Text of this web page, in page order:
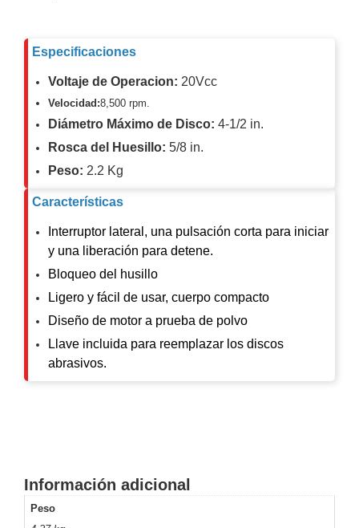
de
/ Eyeball /
TurretFisheye
y
HemisféricasLente
Motorizado NVRs
Video
-
CajaPTZ TérmicasWiFi
/ 4G /
Inalámbricas
Cámaras
HD
TurboHD
/ AHD /
MotorizadoOcultas
Especificaciones
Voltaje de Operacion: 20Vcc
Velocidad:8,500 rpm.
Diámetro Máximo de Disco: 4-1/2 in.
Rosca del Huesillo: 5/8 in.
Peso: 2.2 Kg
Características
Interruptor lateral, una pulsación corta para iniciar
y una liberación para detene.
Bloqueo del husillo
Ligero y fácil de usar, cuerpo compacto
Diseño de motor a prueba de polvo
Llave incluida para reemplazar los discos
abrasivos.
Información adicional
Peso